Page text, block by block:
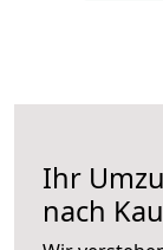
Ihr
nach